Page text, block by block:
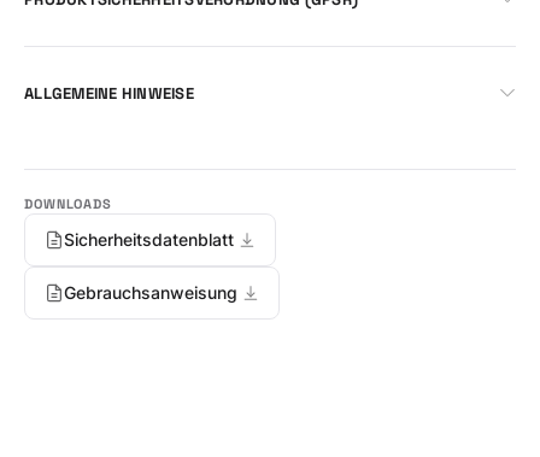
ALLGEMEINE HINWEISE
Sicherheitsdatenblatt
Gebrauchsanweisung